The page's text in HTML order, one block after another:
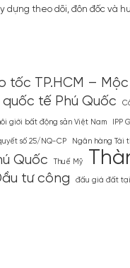
dựng theo dõi, đôn đốc
tốc TP.HCM – Mộc
tế Phú Quốc
giới bất động sản Việt Nam IPP
số 25/NQ-CP Ngân hàng Tái
Quốc Thuế Mỹ
tư công đấu giá đất